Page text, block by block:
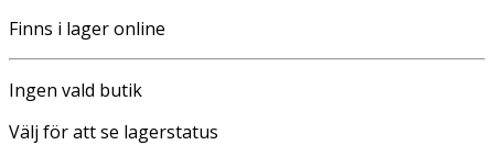
Finns i lager online
Ingen vald butik
Välj för att se lagerstatus